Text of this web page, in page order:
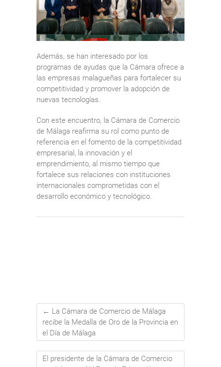
Además, se han interesado por los
programas de ayudas que la Cámara ofrece a
las empresas malagueñas para fortalecer su
competitividad y promover la adopción de
nuevas tecnologías.
Con este encuentro, la Cámara de Comercio
de Málaga reafirma su rol como punto de
referencia en el fomento de la competitividad
empresarial, la innovación y el
emprendimiento, al mismo tiempo que
fortalece sus relaciones con instituciones
internacionales comprometidas con el
desarrollo económico y tecnológico.
← La Cámara de Comercio de Málaga
recibe la Medalla de Oro de la Provincia en
el Día de Málaga
El presidente de la Cámara de Comercio